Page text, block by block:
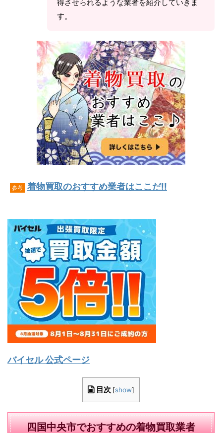
得させられるような業者を紹介していきま
す。
参考 着物買取のおすすめ業者はここだ!!
バイセル 公式ページ
目次 [show]
四国中央市でおすすめの着物買取業者